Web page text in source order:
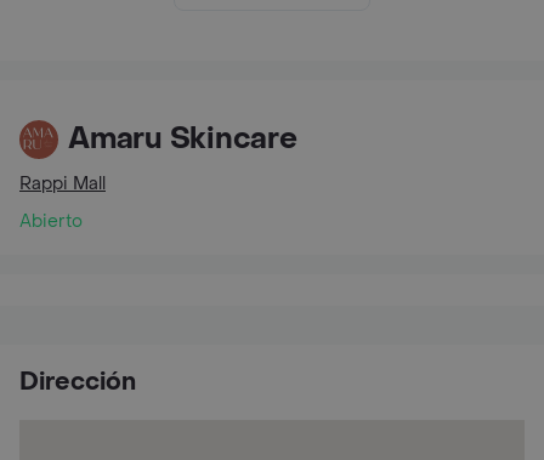
Amaru Skincare
Rappi Mall
Abierto
Dirección